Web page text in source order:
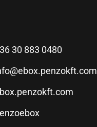
30 883 0480